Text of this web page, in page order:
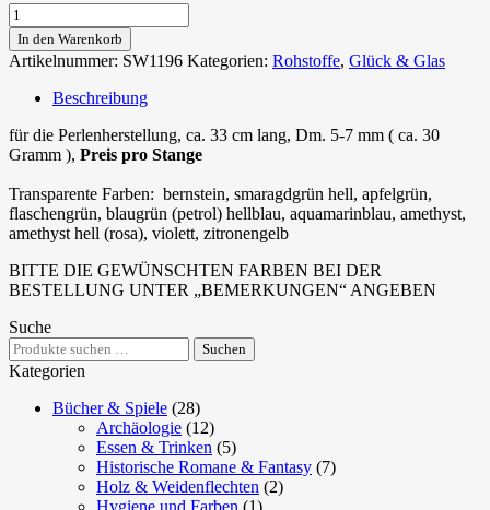
Rohglas
in
Stangen,
transparent
Menge
In den Warenkorb
Artikelnummer: SW1196 Kategorien: Rohstoffe, Glück & Glas
Beschreibung
für die Perlenherstellung, ca. 33 cm lang, Dm. 5-7 mm ( ca. 30
Gramm ), Preis pro Stange
Transparente Farben: bernstein, smaragdgrün hell, apfelgrün,
flaschengrün, blaugrün (petrol) hellblau, aquamarinblau, amethyst,
amethyst hell (rosa), violett, zitronengelb
BITTE DIE GEWÜNSCHTEN FARBEN BEI DER
BESTELLUNG UNTER „BEMERKUNGEN“ ANGEBEN
Suche
Suchen
nach:
Suchen
Kategorien
Bücher & Spiele (28)
Archäologie (12)
Essen & Trinken (5)
Historische Romane & Fantasy (7)
Holz & Weidenflechten (2)
Hygiene und Farben (1)